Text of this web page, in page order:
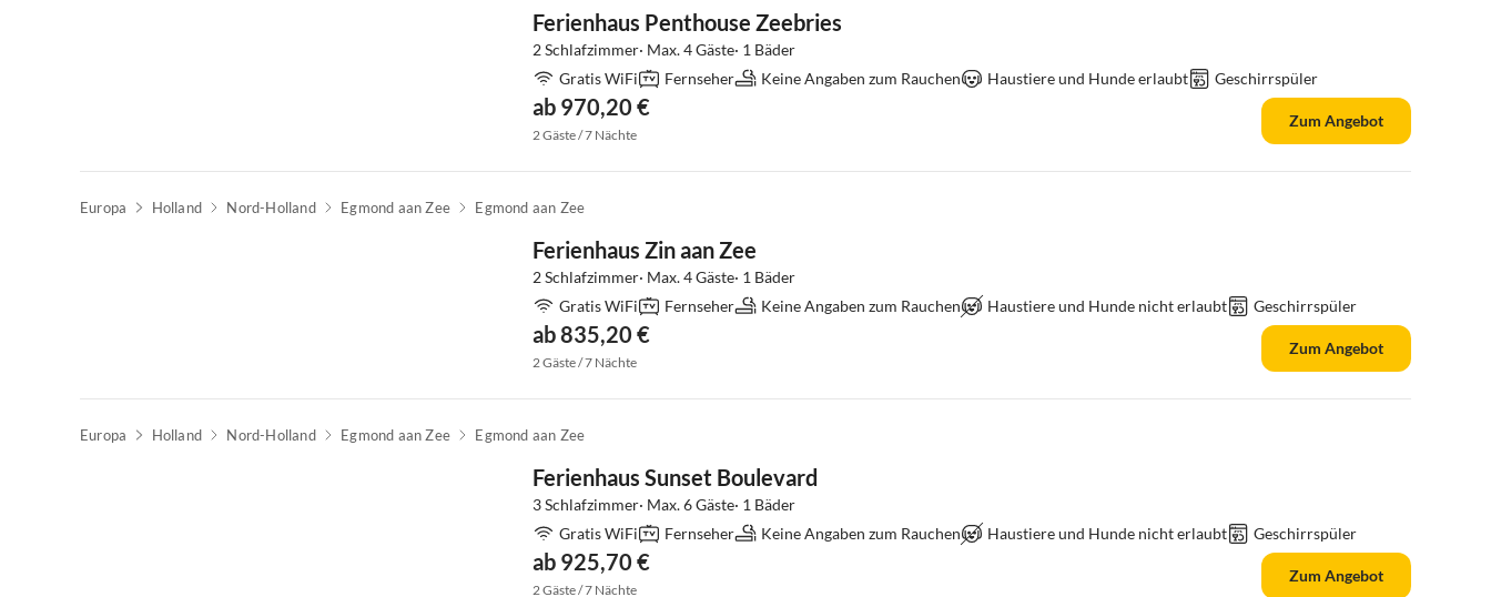
Ferienhaus Penthouse Zeebries
2 Schlafzimmer· Max. 4 Gäste· 1 Bäder
Gratis WiFi
Fernseher Keine Angaben zum Rauchen Haustiere und Hunde erlaubt Geschirrspüler
ab 970,20 €
2 Gäste / 7 Nächte
Zum Angebot
Europa Holland Nord-Holland Egmond aan Zee Egmond aan Zee
Ferienhaus Zin aan Zee
2 Schlafzimmer· Max. 4 Gäste· 1 Bäder
Gratis WiFi
Fernseher Keine Angaben zum Rauchen Haustiere und Hunde nicht erlaubt Geschirrspüler
ab 835,20 €
2 Gäste / 7 Nächte
Zum Angebot
Europa Holland Nord-Holland Egmond aan Zee Egmond aan Zee
Ferienhaus Sunset Boulevard
3 Schlafzimmer· Max. 6 Gäste· 1 Bäder
Gratis WiFi
Fernseher Keine Angaben zum Rauchen Haustiere und Hunde nicht erlaubt Geschirrspüler
ab 925,70 €
2 Gäste / 7 Nächte
Zum Angebot